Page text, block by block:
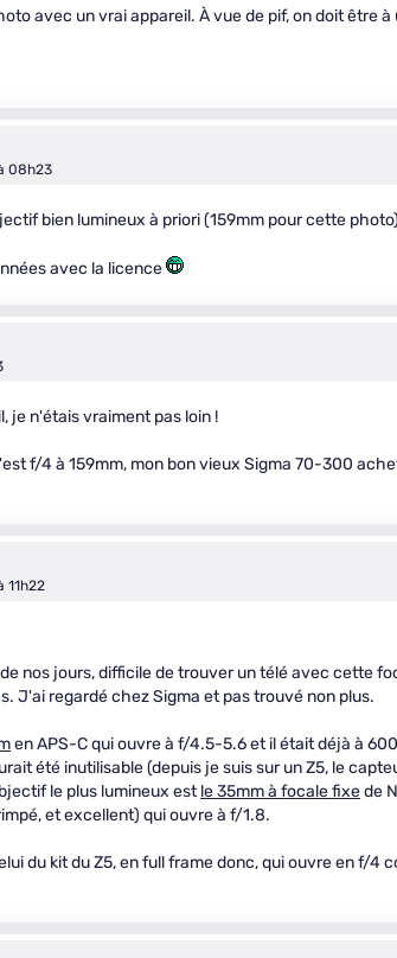
avec un vrai appareil. À vue de pif, on doit être
08h23
bien lumineux à priori (159mm pour cette
avec la licence
je n'étais vraiment pas loin !
f/4 à 159mm, mon bon vieux Sigma 70-300
11h22
nos jours, difficile de trouver un télé avec cette
J'ai regardé chez Sigma et pas trouvé non plus.
en APS-C qui ouvre à f/4.5-5.6 et il était déjà à
été inutilisable (depuis je suis sur un Z5, le
le plus lumineux estle 35mm à focale fixede
et excellent) qui ouvre à f/1.8.
du kit du Z5, en full frame donc, qui ouvre en f/4